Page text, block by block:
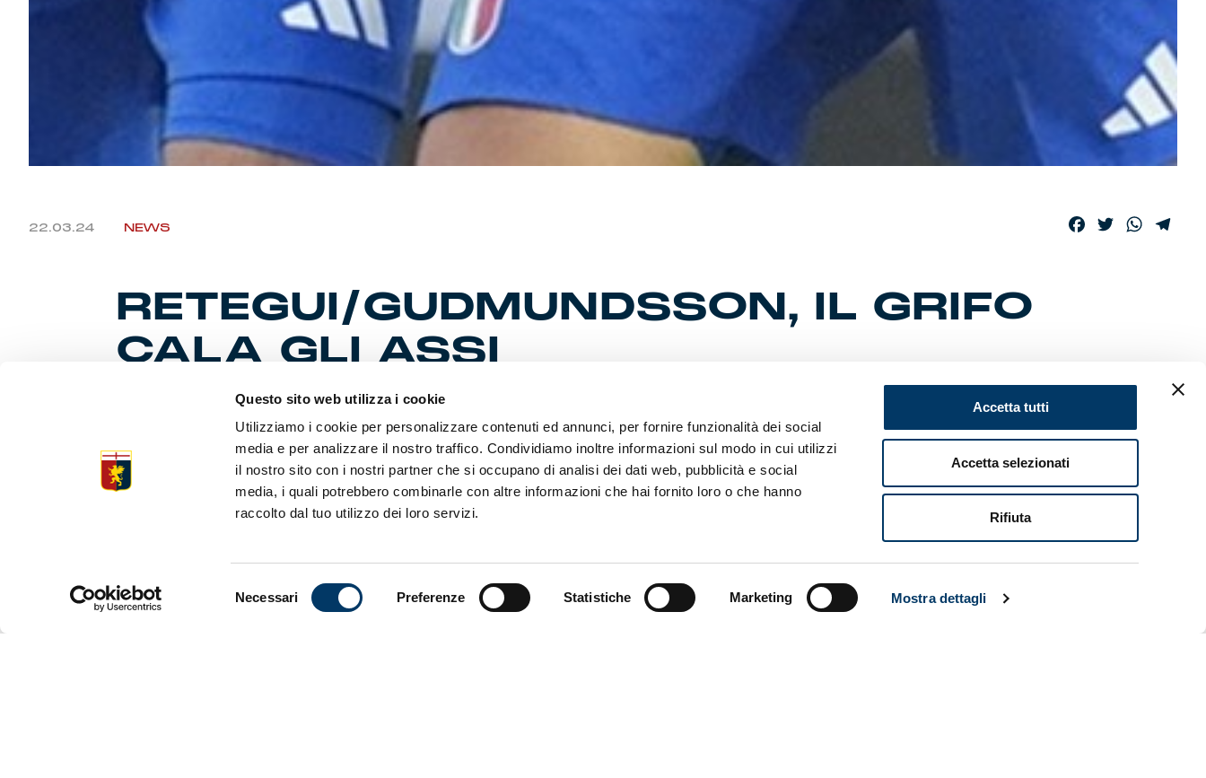
Questo sito web utilizza i cookie
Utilizziamo i cookie per personalizzare contenuti ed annunci, per fornire funzionalità dei social
media e per analizzare il nostro traffico. Condividiamo inoltre informazioni sul modo in cui utilizzi
il nostro sito con i nostri partner che si occupano di analisi dei dati web, pubblicità e social
media, i quali potrebbero combinarle con altre informazioni che hai fornito loro o che hanno
raccolto dal tuo utilizzo dei loro servizi.
Necessari Preferenze Statistiche Marketing Mostra dettagli
Accetta tutti
Accetta selezionati
Rifiuta
22.03.24 NEWS Facebook
Twitter
RETEGUI/GUDMUNDSSON, IL GRIFO
CALA GLI ASSI
Fuoco e fiamme negli impegni con le nazionali. Doppietta di Mateo nella vittoria
2-1 dell’Italia con il Venezuela. Tripletta di Albert nel successo 4-1 dell’Islanda
serata memorabile per gli attaccanti del club.
Retegui boom, boom– Mai restare fermi sugli allori. Epperò alcune volte succede
Gudmundsson, due Retegui. E che gol. Una serata memorabile. Una di quelle in
grado di togliere la buccia a statistiche del passato.